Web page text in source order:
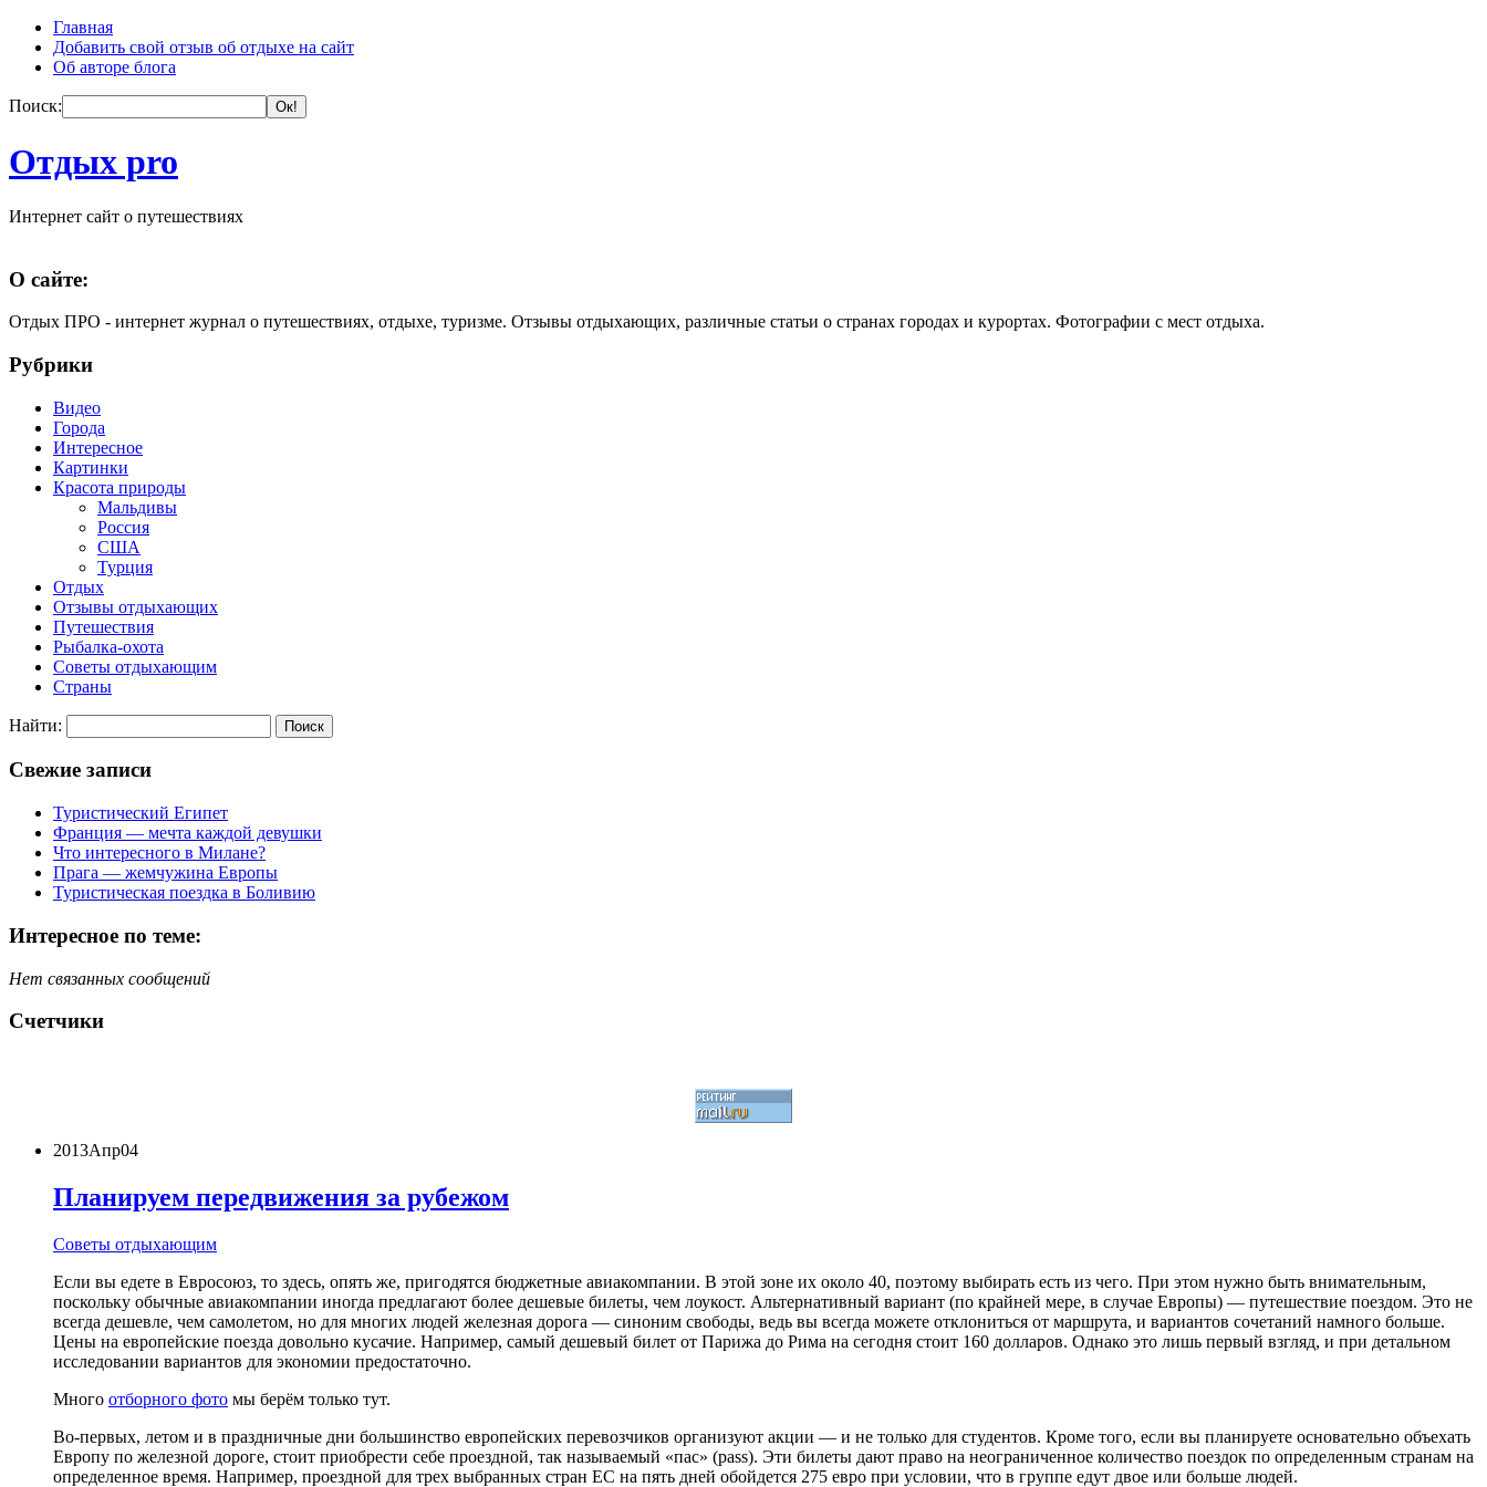
Главная
Добавить свой отзыв об отдыхе на сайт
Об авторе блога
Поиск:
Отдых pro
Интернет сайт о путешествиях
О сайте:
Отдых ПРО - интернет журнал о путешествиях, отдыхе, туризме. Отзывы отдыхающих, различные статьи о странах городах и курортах. Фотографии с мест отдыха.
Рубрики
Видео
Города
Интересное
Картинки
Красота природы
Мальдивы
Россия
США
Турция
Отдых
Отзывы отдыхающих
Путешествия
Рыбалка-охота
Советы отдыхающим
Страны
Найти:
Свежие записи
Туристический Египет
Франция — мечта каждой девушки
Что интересного в Милане?
Прага — жемчужина Европы
Туристическая поездка в Боливию
Интересное по теме:
Нет связанных сообщений
Счетчики
2013Апр04
Планируем передвижения за рубежом
Советы отдыхающим
Если вы едете в Евросоюз, то здесь, опять же, пригодятся бюджетные авиакомпании. В этой зоне их около 40, поэтому выбирать есть из чего. При этом нужно быть внимательным,
поскольку обычные авиакомпании иногда предлагают более дешевые билеты, чем лоукост. Альтернативный вариант (по крайней мере, в случае Европы) — путешествие поездом. Это не
всегда дешевле, чем самолетом, но для многих людей железная дорога — синоним свободы, ведь вы всегда можете отклониться от маршрута, и вариантов сочетаний намного больше.
Цены на европейские поезда довольно кусачие. Например, самый дешевый билет от Парижа до Рима на сегодня стоит 160 долларов. Однако это лишь первый взгляд, и при детальном
исследовании вариантов для экономии предостаточно.
Много отборного фото мы берём только тут.
Во-первых, летом и в праздничные дни большинство европейских перевозчиков организуют акции — и не только для студентов. Кроме того, если вы планируете основательно объехать
Европу по железной дороге, стоит приобрести себе проездной, так называемый «пас» (pass). Эти билеты дают право на неограниченное количество поездок по определенным странам на
определенное время. Например, проездной для трех выбранных стран ЕС на пять дней обойдется 275 евро при условии, что в группе едут двое или больше людей.